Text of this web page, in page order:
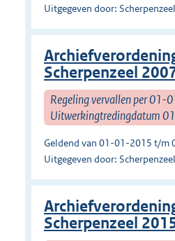
Uitgegeven door: Scherpenzeel
Scherpenzeel
Regeling vervallen per 01-
Uitwerkingtredingdatum
Geldend van 01-01-2015 t/m
Uitgegeven door: Scherpenzeel
Scherpenzeel